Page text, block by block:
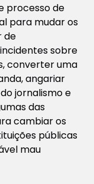
processo de
para mudar os
de
sobre
converter uma
angariar
jornalismo e
das
cambiar os
públicas
mau